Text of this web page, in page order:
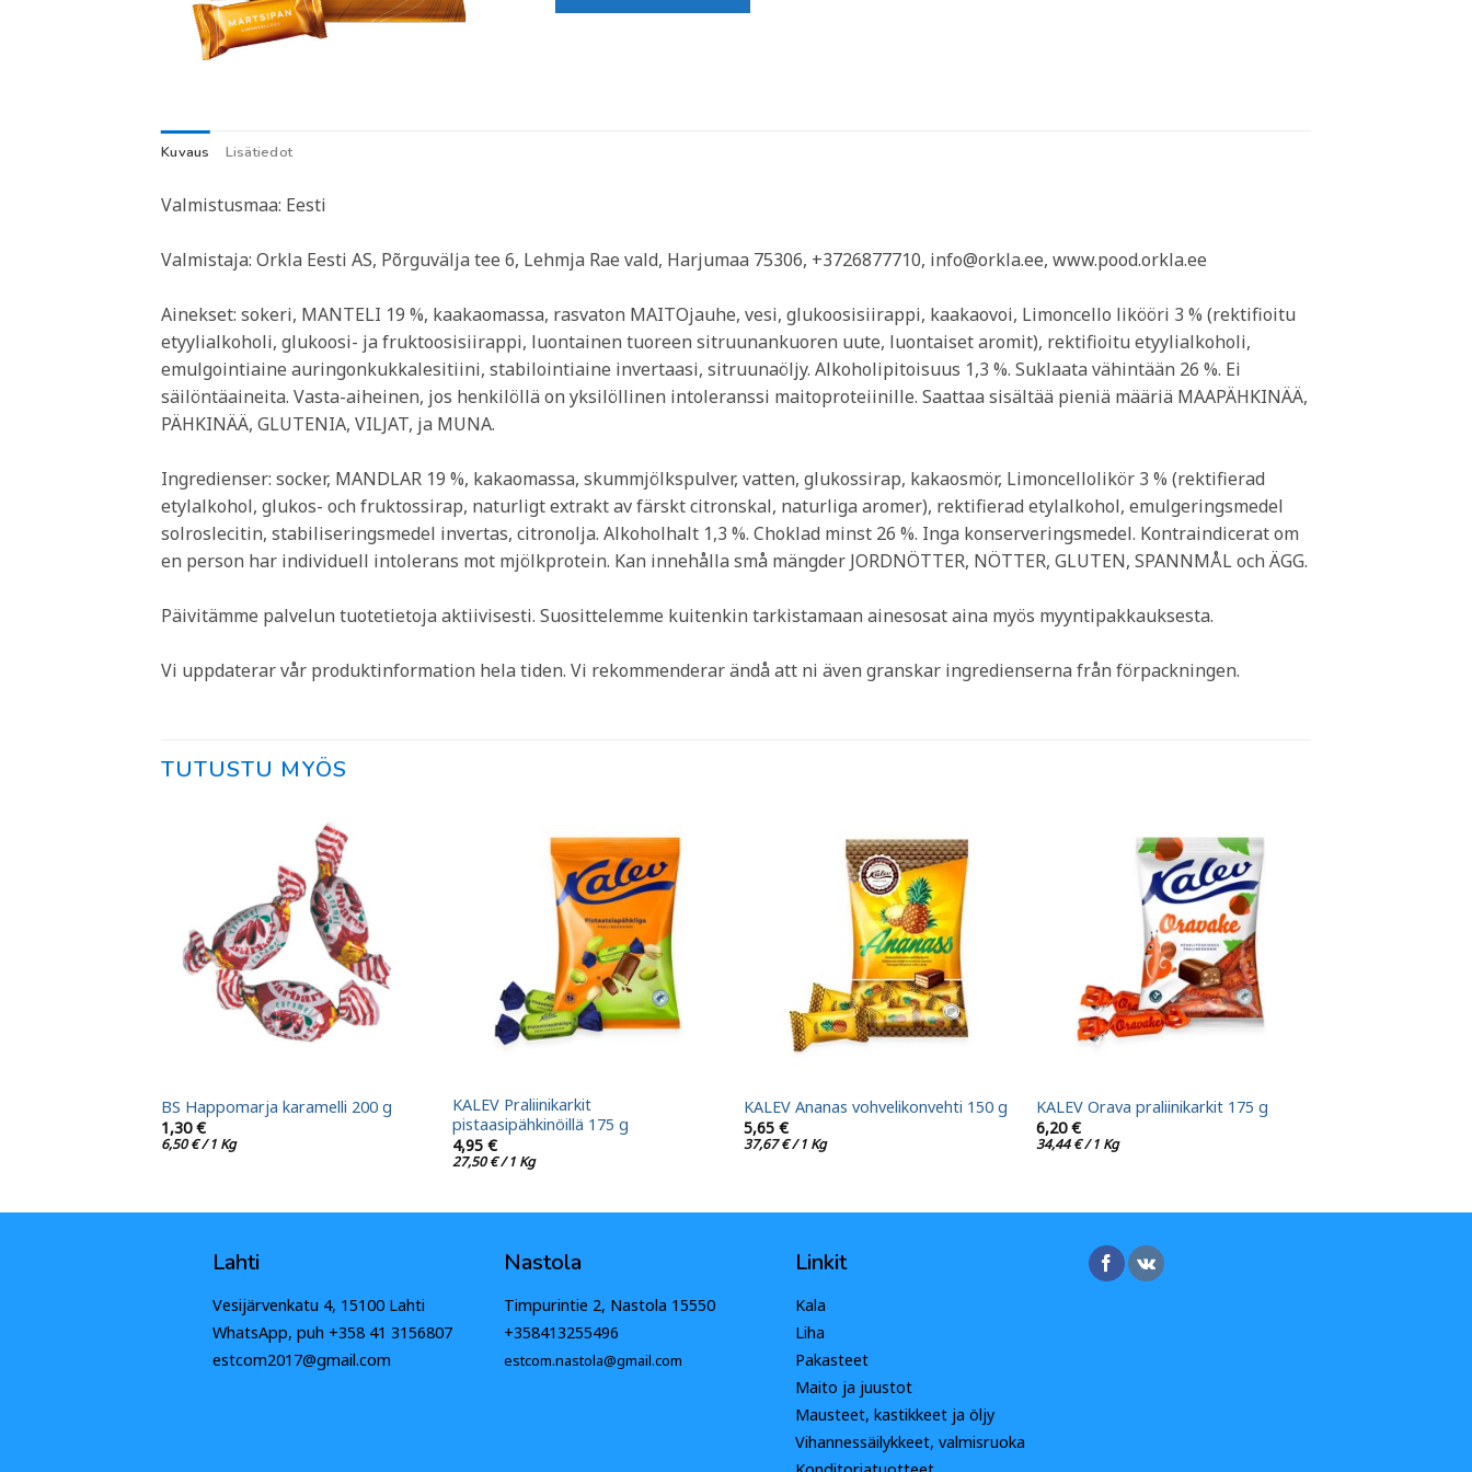
Kuvaus Lisätiedot
Valmistusmaa: Eesti
Valmistaja: Orkla Eesti AS, Põrguvälja tee 6, Lehmja Rae vald, Harjumaa 75306, +3726877710, info@orkla.ee, www.pood.orkla.ee
Ainekset: sokeri, MANTELI 19 %, kaakaomassa, rasvaton MAITOjauhe, vesi, glukoosisiirappi, kaakaovoi, Limoncello likööri 3 % (rektifioitu
etyylialkoholi, glukoosi- ja fruktoosisiirappi, luontainen tuoreen sitruunankuoren uute, luontaiset aromit), rektifioitu etyylialkoholi,
emulgointiaine auringonkukkalesitiini, stabilointiaine invertaasi, sitruunaöljy. Alkoholipitoisuus 1,3 %. Suklaata vähintään 26 %. Ei
säilöntäaineita. Vasta-aiheinen, jos henkilöllä on yksilöllinen intoleranssi maitoproteiinille. Saattaa sisältää pieniä määriä MAAPÄHKINÄÄ,
PÄHKINÄÄ, GLUTENIA, VILJAT, ja MUNA.
Ingredienser: socker, MANDLAR 19 %, kakaomassa, skummjölkspulver, vatten, glukossirap, kakaosmör, Limoncellolikör 3 % (rektifierad
etylalkohol, glukos- och fruktossirap, naturligt extrakt av färskt citronskal, naturliga aromer), rektifierad etylalkohol, emulgeringsmedel
solroslecitin, stabiliseringsmedel invertas, citronolja. Alkoholhalt 1,3 %. Choklad minst 26 %. Inga konserveringsmedel. Kontraindicerat om
en person har individuell intolerans mot mjölkprotein. Kan innehålla små mängder JORDNÖTTER, NÖTTER, GLUTEN, SPANNMÅL och ÄGG.
Päivitämme palvelun tuotetietoja aktiivisesti. Suosittelemme kuitenkin tarkistamaan ainesosat aina myös myyntipakkauksesta.
Vi uppdaterar vår produktinformation hela tiden. Vi rekommenderar ändå att ni även granskar ingredienserna från förpackningen.
TUTUSTU MYÖS
BS Happomarja karamelli 200 g
1,30€
6,50€/ 1 Kg
KALEV Praliinikarkit
pistaasipähkinöillä 175 g
4,95€
27,50€/ 1 Kg
KALEV Ananas vohvelikonvehti 150 g
5,65€
37,67€/ 1 Kg
KALEV Orava praliinikarkit 175 g
6,20€
34,44€/ 1 Kg
Lahti
Vesijärvenkatu 4, 15100 Lahti
WhatsApp, puh +358 41 3156807
estcom2017@gmail.com
Nastola
Timpurintie 2, Nastola 15550
+358413255496
estcom.nastola@gmail.com
Linkit
Kala
Liha
Pakasteet
Maito ja juustot
Mausteet, kastikkeet ja öljy
Vihannessäilykkeet, valmisruoka